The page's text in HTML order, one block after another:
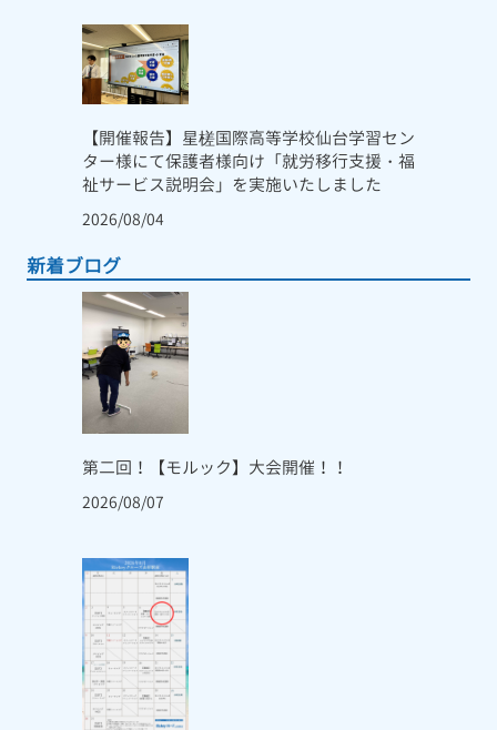
【開催報告】星槎国際高等学校仙台学習セン
ター様にて保護者様向け「就労移行支援・福
祉サービス説明会」を実施いたしました
2026/08/04
新着ブログ
第二回！【モルック】大会開催！！
2026/08/07